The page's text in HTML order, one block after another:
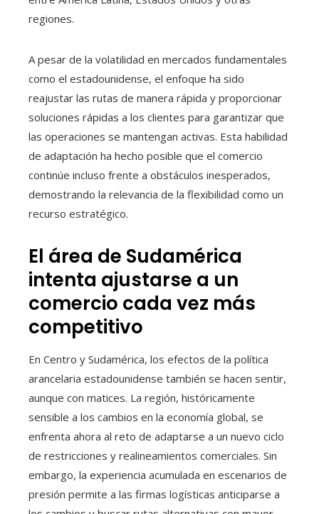
regiones.
A pesar de la volatilidad en mercados fundamentales
como el estadounidense, el enfoque ha sido
reajustar las rutas de manera rápida y proporcionar
soluciones rápidas a los clientes para garantizar que
las operaciones se mantengan activas. Esta habilidad
de adaptación ha hecho posible que el comercio
continúe incluso frente a obstáculos inesperados,
demostrando la relevancia de la flexibilidad como un
recurso estratégico.
El área de Sudamérica
intenta ajustarse a un
comercio cada vez más
competitivo
En Centro y Sudamérica, los efectos de la política
arancelaria estadounidense también se hacen sentir,
aunque con matices. La región, históricamente
sensible a los cambios en la economía global, se
enfrenta ahora al reto de adaptarse a un nuevo ciclo
de restricciones y realineamientos comerciales. Sin
embargo, la experiencia acumulada en escenarios de
presión permite a las firmas logísticas anticiparse a